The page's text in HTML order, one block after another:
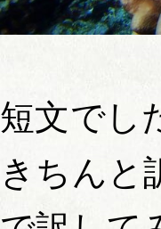
短文でし
きちんと